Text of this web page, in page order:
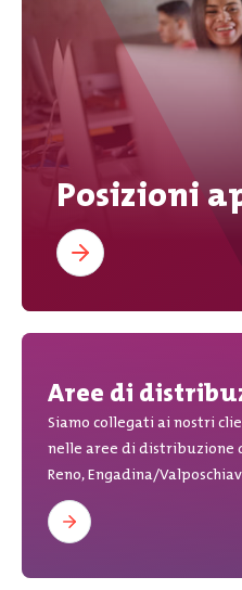
Posizioni
Aree di
Siamo collegati ai nostri
nelle aree di distribuzione
Reno, Engadina/